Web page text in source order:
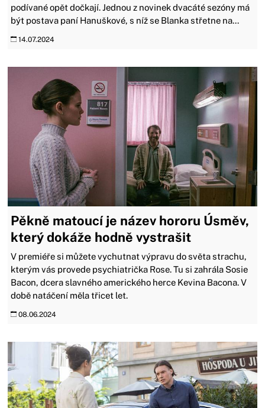
podívané opět dočkají. Jednou z novinek dvacáté sezóny má
být postava paní Hanuškové, s níž se Blanka střetne na...
14.07.2024
Pěkně matoucí je název hororu Úsměv,
který dokáže hodně vystrašit
V premiéře si můžete vychutnat výpravu do světa strachu,
kterým vás provede psychiatrička Rose. Tu si zahrála Sosie
Bacon, dcera slavného amerického herce Kevina Bacona. V
době natáčení měla třicet let.
08.06.2024